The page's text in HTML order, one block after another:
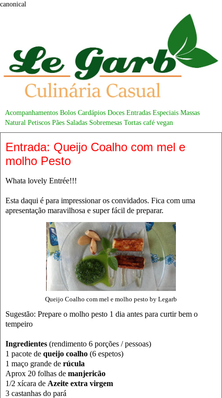
canonical
Acompanhamentos Bolos Cardápios Doces Entradas Especiais Massas
Natural Petiscos Pães Saladas Sobremesas Tortas café vegan
Entrada: Queijo Coalho com mel e
molho Pesto
Whata lovely Entrée!!!
Esta daqui é para impressionar os convidados. Fica com uma
apresentação maravilhosa e super fácil de preparar.
Queijo Coalho com mel e molho pesto by Legarb
Sugestão: Prepare o molho pesto 1 dia antes para curtir bem o
tempeiro
Ingredientes (rendimento 6 porções / pessoas)
1 pacote de queijo coalho (6 espetos)
1 maço grande de rúcula
Aprox 20 folhas de manjericão
1/2 xícara de Azeite extra virgem
3 castanhas do pará